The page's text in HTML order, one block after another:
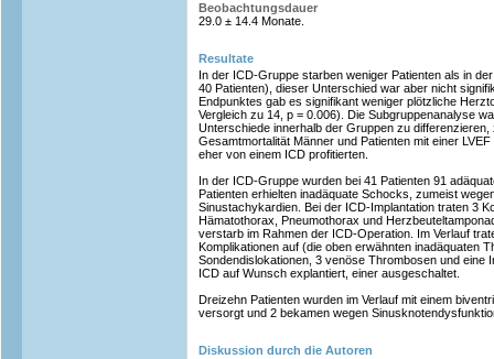
Beobachtungsdauer
29.0 ± 14.4 Monate.
Resultate
In der ICD-Gruppe starben weniger Patienten als in
40 Patienten), dieser Unterschied war aber nicht
Endpunktes gab es signifikant weniger plötzliche
Vergleich zu 14, p = 0.006). Die Subgruppenanalyse
Unterschiede innerhalb der Gruppen zu
Gesamtmortalität Männer und Patienten mit einer
eher von einem ICD profitierten.
In der ICD-Gruppe wurden bei 41 Patienten 91
Patienten erhielten inadäquate Schocks, zumeist
Sinustachykardien. Bei der ICD-Implantation traten 3
Hämatothorax, Pneumothorax und
verstarb im Rahmen der ICD-Operation. Im Verlauf
Komplikationen auf (die oben erwähnten inadäquaten
Sondendislokationen, 3 venöse Thrombosen und eine
ICD auf Wunsch explantiert, einer ausgeschaltet.
Dreizehn Patienten wurden im Verlauf mit einem
versorgt und 2 bekamen wegen
Diskussion durch die Autoren